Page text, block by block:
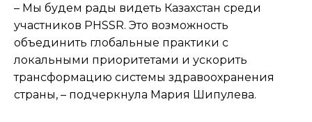
– Мы будем рады видеть Казахстан среди
участников PHSSR. Это возможность
объединить глобальные практики с
локальными приоритетами и ускорить
трансформацию системы здравоохранения
страны, – подчеркнула Мария Шипулева.